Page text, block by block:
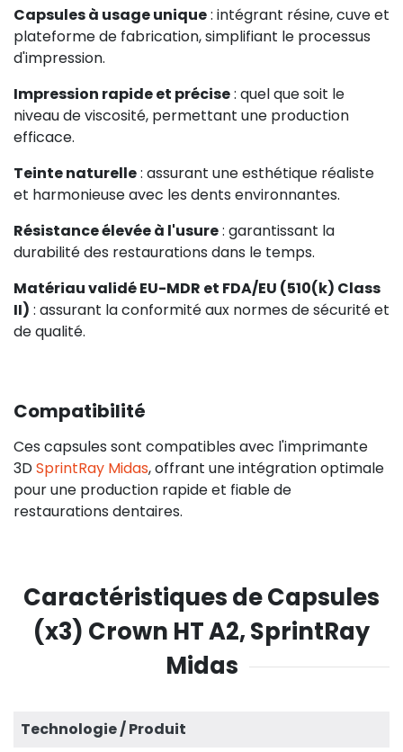
Capsules à usage unique: intégrant résine, cuve et
plateforme de fabrication, simplifiant le processus
d'impression.
Impression rapide et précise: quel que soit le
niveau de viscosité, permettant une production
efficace.
Teinte naturelle: assurant une esthétique réaliste
et harmonieuse avec les dents environnantes.
Résistance élevée à l'usure: garantissant la
durabilité des restaurations dans le temps.
Matériau validé EU-MDR et FDA/EU (510(k) Class
II) : assurant la conformité aux normes de sécurité et
de qualité.
Compatibilité
Ces capsules sont compatibles avec l'imprimante
3DSprintRay Midas, offrant une intégration optimale
pour une production rapide et fiable de
restaurations dentaires.
Caractéristiques de Capsules
(x3) Crown HT A2, SprintRay
Midas
Technologie / Produit